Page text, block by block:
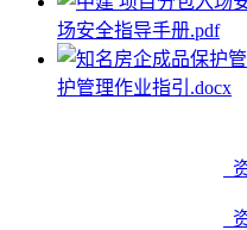
场安全指导手册.pdf
护管理作业指引.docx